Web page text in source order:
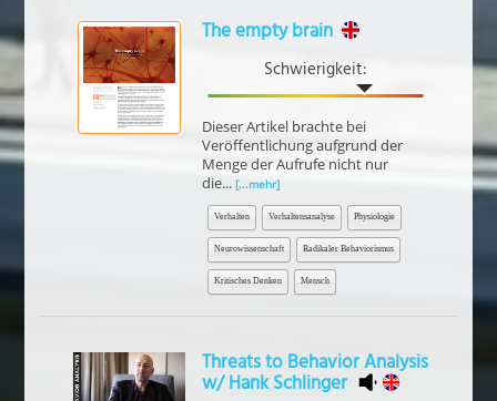
The empty brain
Schwierigkeit:
Dieser Artikel brachte bei
Veröffentlichung aufgrund der
Menge der Aufrufe nicht nur
die... [...mehr]
Verhalten Verhaltensanalyse Physiologie
Neurowissenschaft Radikaler Behaviorismus
Kritisches Denken Mensch
Threats to Behavior Analysis
w/ Hank Schlinger